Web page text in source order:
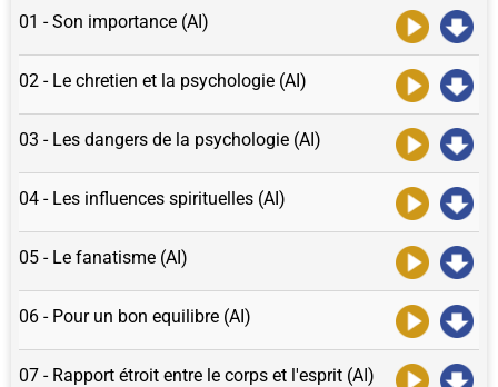
01 - Son importance (AI)
02 - Le chretien et la psychologie (AI)
03 - Les dangers de la psychologie (AI)
04 - Les influences spirituelles (AI)
05 - Le fanatisme (AI)
06 - Pour un bon equilibre (AI)
07 - Rapport étroit entre le corps et l'esprit (AI)